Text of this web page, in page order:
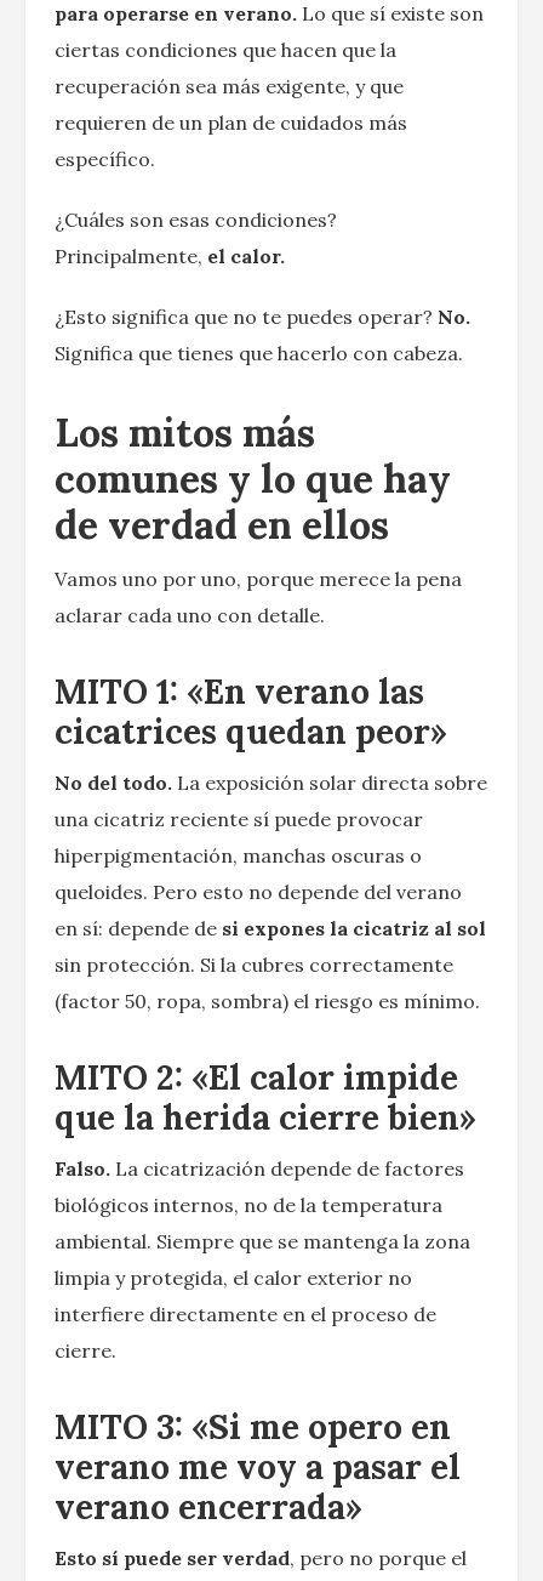
para operarse en verano. Lo que sí existe son
ciertas condiciones que hacen que la
recuperación sea más exigente, y que
requieren de un plan de cuidados más
específico.
¿Cuáles son esas condiciones?
Principalmente, el calor.
¿Esto significa que no te puedes operar? No.
Significa que tienes que hacerlo con cabeza.
Los mitos más
comunes y lo que hay
de verdad en ellos
Vamos uno por uno, porque merece la pena
aclarar cada uno con detalle.
MITO 1: «En verano las
cicatrices quedan peor»
No del todo. La exposición solar directa sobre
una cicatriz reciente sí puede provocar
hiperpigmentación, manchas oscuras o
queloides. Pero esto no depende del verano
en sí: depende de si expones la cicatriz al sol
sin protección. Si la cubres correctamente
(factor 50, ropa, sombra) el riesgo es mínimo.
MITO 2: «El calor impide
que la herida cierre bien»
Falso. La cicatrización depende de factores
biológicos internos, no de la temperatura
ambiental. Siempre que se mantenga la zona
limpia y protegida, el calor exterior no
interfiere directamente en el proceso de
cierre.
MITO 3: «Si me opero en
verano me voy a pasar el
verano encerrada»
Esto sí puede ser verdad, pero no porque el